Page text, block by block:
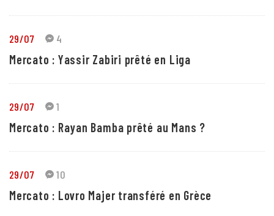
29/07 4
Mercato : Yassir Zabiri prêté en Liga
29/07 1
Mercato : Rayan Bamba prêté au Mans ?
29/07 10
Mercato : Lovro Majer transféré en Grèce